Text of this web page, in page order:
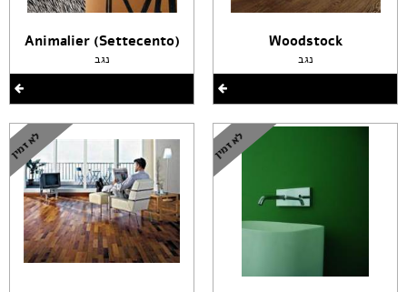
Woodstock
נגב
(Animalier (Settecento
נגב